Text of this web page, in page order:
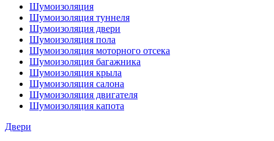
Шумоизоляция
Шумоизоляция туннеля
Шумоизоляция двери
Шумоизоляция пола
Шумоизоляция моторного отсека
Шумоизоляция багажника
Шумоизоляция крыла
Шумоизоляция салона
Шумоизоляция двигателя
Шумоизоляция капота
Двери